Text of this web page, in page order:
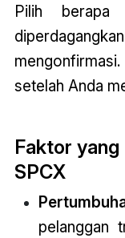
Pilih berapa
setelah Anda
Faktor
SPCX
pelanggan